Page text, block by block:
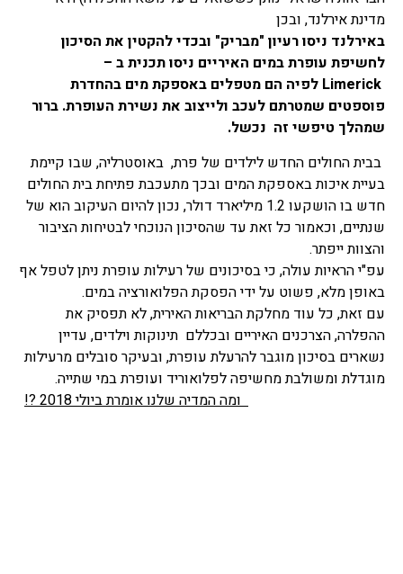
מדינת אירלנד, ובכן
באירלנד ניסו רעיון "מבריק" ובכדי להקטין את הסיכון
לחשיפת עופרת במים האיריים ניסו תכנית ב –
Limerickלפיה הם מטפלים באספקת מים בהחדרת
פוספטים שמטרתם לעכב ולייצוב את נשירת העופרת. ברור
שמהלך טיפשי זה נכשל.
בבית החולים החדש לילדים של פרת, באוסטרליה, שבו קיימת
בעיית איכות באספקת המים ובכך מתעכבת פתיחת בית החולים
חדש בו הושקעו 1.2 מיליארד דולר, נכון להיום העיקוב הוא של
שנתיים, וכאמור כל זאת עד שהסיכון הנוכחי לבטיחות הציבור
והצוות ייפתר.
עפ"י הראיות עולה, כי בסיכונים של רעילות עופרת ניתן לטפל אף
באופן מלא, פשוט על ידי הפסקת הפלואורציה במים.
עם זאת, כל עוד מחלקת הבריאות האירית, לא תפסיק את
ההפלרה, הצרכנים האיריים ובכללם תינוקות וילדים, עדיין
נשארים בסיכון מוגבר להרעלת עופרת, ובעיקר סובלים מרעילות
מוגדלת ומשולבת מחשיפה לפלואוריד ועופרת במי שתייה.
ומה המדיה שלנו אומרת ביולי 2018 ?!